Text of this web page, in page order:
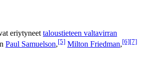
eriytyneet taloustieteen valtavirran
Paul Samuelson,[5] Milton Friedman,[6][7]